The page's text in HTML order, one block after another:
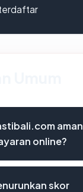
aman
online?
skor